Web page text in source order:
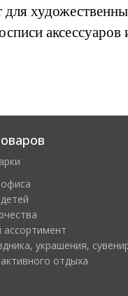
украшения,
отдыха